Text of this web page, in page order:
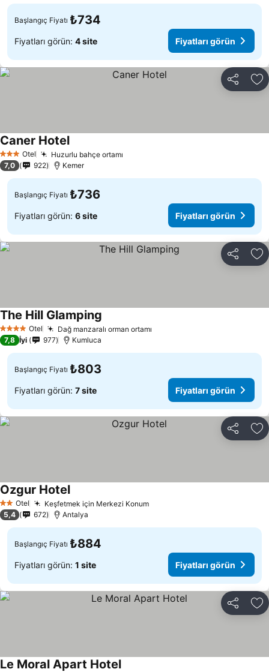
Başlangıç Fiyatı ₺734
Fiyatları görün: 4 site Fiyatları görün
Paylaş
3 YıldızOtel Huzurlu bahçe ortamı
Caner Hotel
7,0 922 Kemer
Başlangıç Fiyatı ₺736
Fiyatları görün: 6 site Fiyatları görün
Paylaş
4 Yıldız Otel Dağ manzaralı orman ortamı
The Hill Glamping
7,8 İyi 977 Kumluca
Başlangıç Fiyatı ₺803
Fiyatları görün: 7 site Fiyatları görün
Paylaş
2 Yıldız
Otel Keşfetmek için Merkezi Konum
Ozgur Hotel
5,4 672 Antalya
Başlangıç Fiyatı ₺884
Fiyatları görün: 1 site Fiyatları görün
Paylaş
Le Moral Apart Hotel